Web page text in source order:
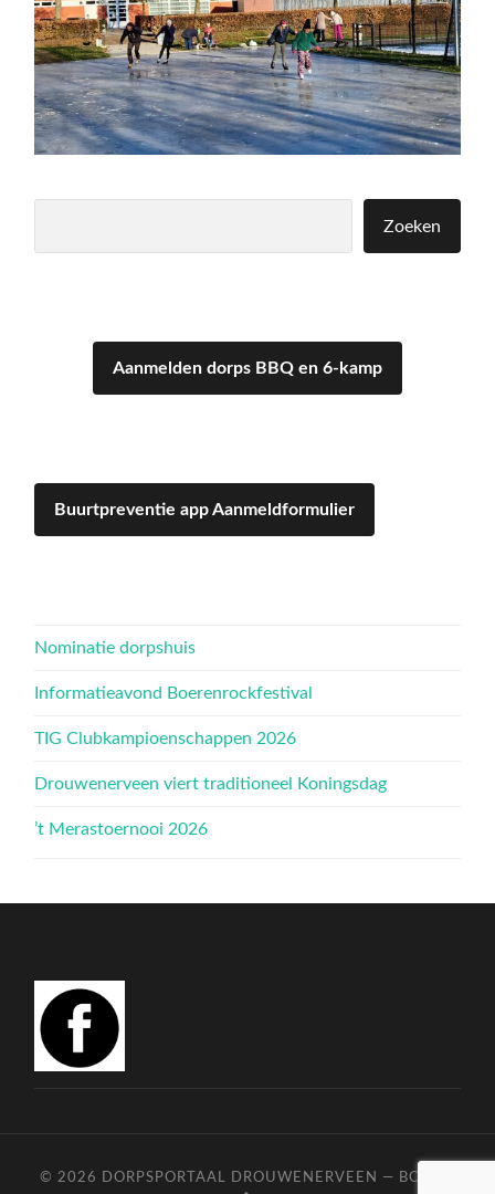
Zoeken
Aanmelden dorps BBQ en 6-kamp
Buurtpreventie app Aanmeldformulier
Nominatie dorpshuis
Informatieavond Boerenrockfestival
TIG Clubkampioenschappen 2026
Drouwenerveen viert traditioneel Koningsdag
’t Merastoernooi 2026
© 2026 DORPSPORTAAL DROUWENERVEEN — BOVEN